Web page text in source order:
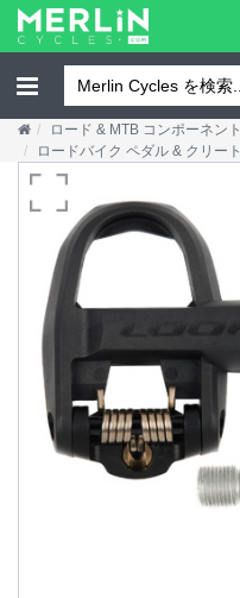
ロード & MTB コンポーネント
ロードバイク ペダル & クリート